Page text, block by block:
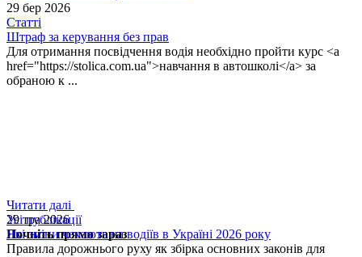
29 бер 2026
Статті
Штраф за керування без прав
Для отримання посвідчення водія необхідно пройти курс <a
href="https://stolica.com.ua">навчання в автошколі</a> за
обраною к ...
Читати далі
29 тра 2026
Які зміни чекають на водіїв в Україні 2026 року
Правила дорожнього руху як збірка основних законів для
Усі публікації
Почніть прямо зараз